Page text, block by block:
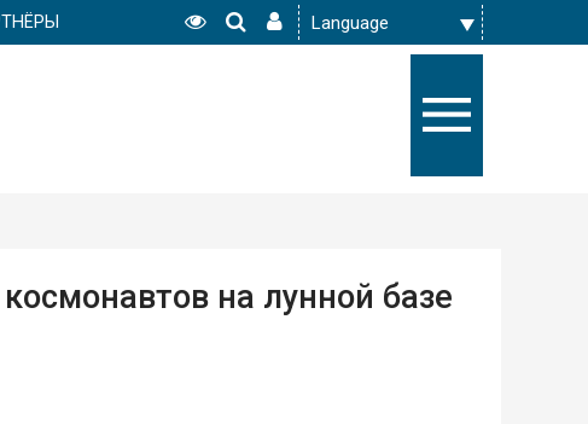
на лунной базе